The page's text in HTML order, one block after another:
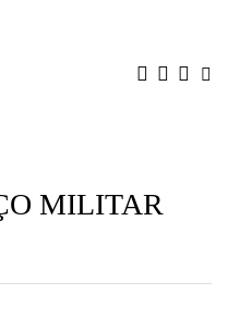
MILITAR